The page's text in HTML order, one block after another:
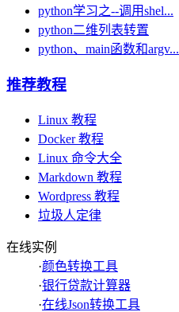
python学习之--调用shel...
python二维列表转置
python、main函数和argv...
推荐教程
Linux 教程
Docker 教程
Linux 命令大全
Markdown 教程
Wordpress 教程
垃圾人定律
在线实例
·颜色转换工具
·银行贷款计算器
·在线Json转换工具